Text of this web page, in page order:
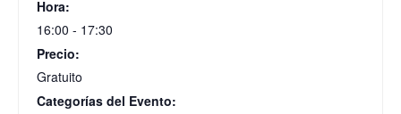
Hora:
16:00 - 17:30
Precio:
Gratuito
Categorías del Evento: